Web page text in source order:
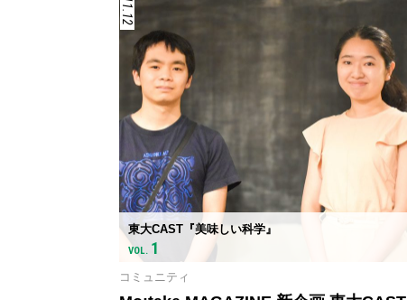
東大CAST『美味しい科学』
VOL. 1
コミュニティ